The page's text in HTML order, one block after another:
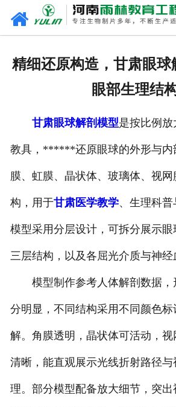
精细还原构造，甘肃眼球
眼部生理结
甘肃眼球解剖模型是按比例
教具，******还原眼球的外形与内
膜、虹膜、晶状体、玻璃体、视
构，用于甘肃医学教学、生理科普
模型采用分层设计，可拆分展示
三层结构，以及各屈光介质与神经
模型制作参考人体解剖数据，
分明显，不同结构采用不同颜色
解。角膜透明，晶状体可活动，
清晰，能直观展示光线折射路径
理。部分模型配备放大细节，突